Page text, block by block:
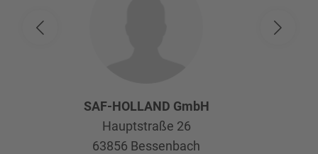
SAF-HOLLAND GmbH
Hauptstraße 26
63856 Bessenbach